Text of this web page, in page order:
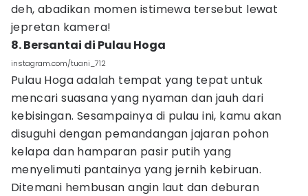
deh, abadikan momen istimewa tersebut lewat
jepretan kamera!
8. Bersantai di Pulau Hoga
instagram.com/tuani_712
Pulau Hoga adalah tempat yang tepat untuk
mencari suasana yang nyaman dan jauh dari
kebisingan. Sesampainya di pulau ini, kamu akan
disuguhi dengan pemandangan jajaran pohon
kelapa dan hamparan pasir putih yang
menyelimuti pantainya yang jernih kebiruan.
Ditemani hembusan angin laut dan deburan